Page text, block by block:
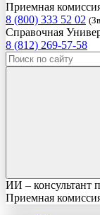
Приемная
8 (800) 333 52 02
Справочная
8 (812) 269-57-58
ИИ – консультант
Приемная